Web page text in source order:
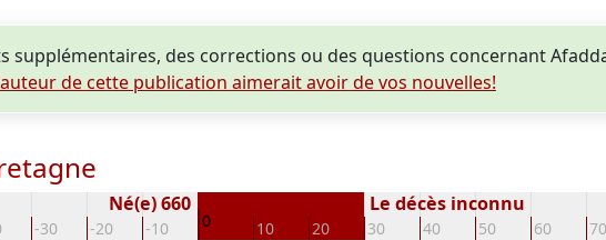
supplémentaires, des corrections ou des questions concernant
de cette publication aimerait avoir de vos nouvelles!
-30 -20 -10 0 10 20 30 40 50 60 70
Né(e) 660 Le décès inconnu